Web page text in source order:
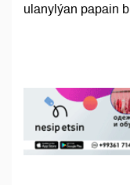
ulanylýan papain